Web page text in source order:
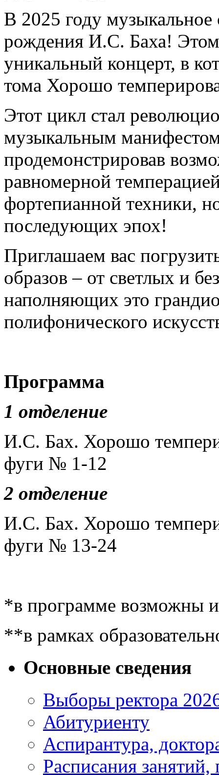
В 2025 году музыкальное
рождения И.С. Баха!
уникальный концерт, в
тома Хорошо
Этот цикл стал
музыкальным
продемонстрировав
равномерной
фортепианной техники,
последующих эпох!
Приглашаем вас
образов – от светлых и
наполняющих это
полифонического
Программа
1 отделение
И.С. Бах. Хорошо
фуги № 1-12
2 отделение
И.С. Бах. Хорошо
фуги № 13-24
*в программе возможны
**в рамках
Основные сведения
Выборы ректора
Абитуриенту
Аспирантура,
Расписания